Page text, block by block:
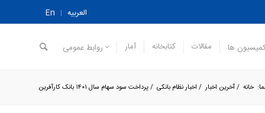
العربیه En
ها مقالات کتابخانه آمار روابط عمومی
خانه /آخرین اخبار / اخبار نظام بانکی /پرداخت سود سهام سال ۱۴۰۱ بانک کارآفرین